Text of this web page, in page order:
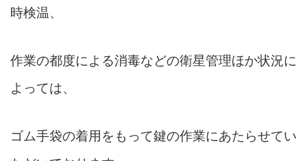
時検温、
作業の都度による消毒などの衛星管理ほか状況に
よっては、
ゴム手袋の着用をもって鍵の作業にあたらせてい